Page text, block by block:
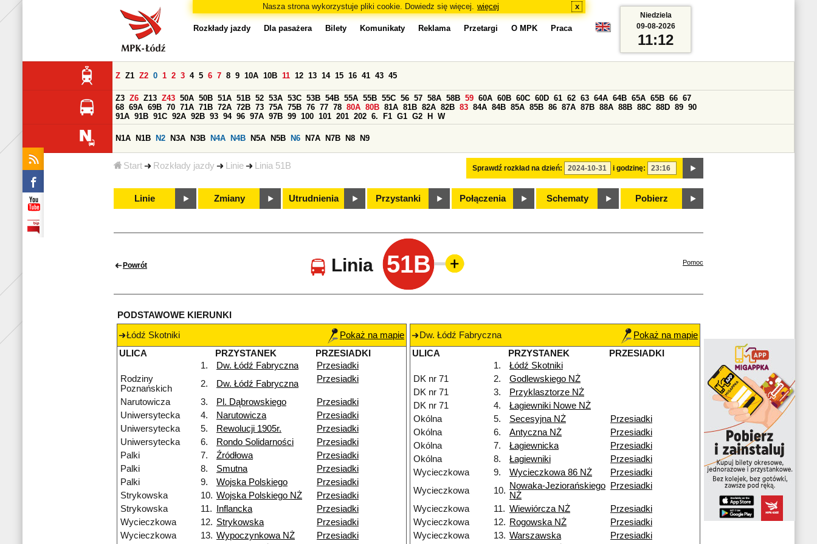
Nasza strona wykorzystuje pliki cookie. Dowiedz się więcej. więcej x
Start Rozkłady jazdy Linie Linia 51B
Rozkłady jazdy Dla pasażera Bilety Komunikaty Reklama Przetargi O MPK Praca
Sprawdź rozkład na dzień: i godzinę:
Z Z1 Z2 0 1 2 3 4 5 6 7 8 9 10A 10B 11 12 13 14 15 16 41 43 45
Z3 Z6 Z13 Z43 50A 50B 51A 51B 52 53A 53C 53B 54B 55A 55B 55C 56 57 58A 58B 59 60A 60B 60C 60D 61 62 63 64A 64B 65A 65B 66 67
68 69A 69B 70 71A 71B 72A 72B 73 75A 75B 76 77 78 80A 80B 81A 81B 82A 82B 83 84A 84B 85A 85B 86 87A 87B 88A 88B 88C 88D 89 90
91A 91B 91C 92A 92B 93 94 96 97A 97B 99 100 101 201 202 6. F1 G1 G2 H W
N1A N1B N2 N3A N3B N4A N4B N5A N5B N6 N7A N7B N8 N9
Linie Zmiany Utrudnienia Przystanki Połączenia Schematy Pobierz
Niedziela
09-08-2026
11:12
Powrót Linia 51B Pomoc
PODSTAWOWE KIERUNKI
Łódź Skotniki
Pokaż na mapie
ULICA
PRZYSTANEK
PRZESIADKI
1.
Dw. Łódź Fabryczna
Przesiadki
Rodziny
Poznańskich
2. Dw. Łódź Fabryczna Przesiadki
Narutowicza 3. Pl. Dąbrowskiego
Przesiadki
Uniwersytecka
4. Narutowicza
Przesiadki
Uniwersytecka
5. Rewolucji 1905r.
Przesiadki
Uniwersytecka
6. Rondo Solidarności
Przesiadki
Palki
7. Źródłowa
Przesiadki
Palki
8. Smutna
Przesiadki
Palki
9. Wojska Polskiego
Przesiadki
Strykowska
10. Wojska Polskiego NŻ
Przesiadki
Strykowska
11. Inflancka
Przesiadki
Wycieczkowa
12. Strykowska
Przesiadki
Wycieczkowa
13. Wypoczynkowa NŻ Przesiadki
Dw. Łódź Fabryczna
Pokaż na mapie
ULICA
PRZYSTANEK
PRZESIADKI
1.
Łódź Skotniki
DK nr 71
2.
Godlewskiego NŻ
DK nr 71
3.
Przyklasztorze NŻ
DK nr 71
4.
Łagiewniki Nowe NŻ
Okólna
5. Secesyjna NŻ
Przesiadki
Okólna
6. Antyczna NŻ
Przesiadki
Okólna
7. Łagiewnicka
Przesiadki
Okólna
8. Łagiewniki
Przesiadki
Wycieczkowa
9. Wycieczkowa 86 NŻ
Przesiadki
Wycieczkowa
10. Nowaka-Jeziorańskiego
NŻ
Przesiadki
Wycieczkowa 11. Wiewiórcza NŻ
Przesiadki
Wycieczkowa
12. Rogowska NŻ
Przesiadki
Wycieczkowa
13. Warszawska Przesiadki